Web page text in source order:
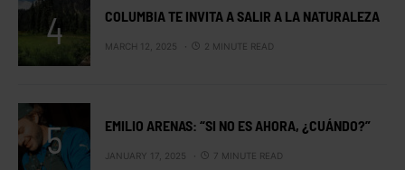
COLUMBIA TE INVITA A SALIR A LA NATURALEZA
MARCH 12, 2025 2 MINUTE READ
EMILIO ARENAS: “SI NO ES AHORA, ¿CUÁNDO?”
JANUARY 17, 2025 7 MINUTE READ